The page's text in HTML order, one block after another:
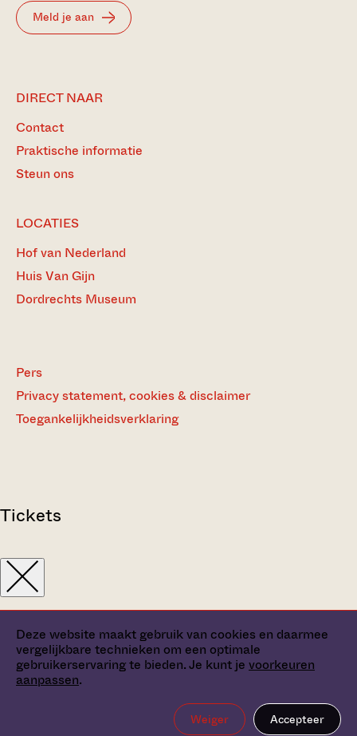
Deze website maakt gebruik van cookies en daarmee
vergelijkbare technieken om een optimale
gebruikerservaring te bieden. Je kunt je voorkeuren
aanpassen.
Weiger Accepteer
Meld je aan
DIRECT NAAR
Contact
Praktische informatie
Steun ons
LOCATIES
Hof van Nederland
Huis Van Gijn
Dordrechts Museum
Pers
Privacy statement, cookies & disclaimer
Toegankelijkheidsverklaring
Tickets